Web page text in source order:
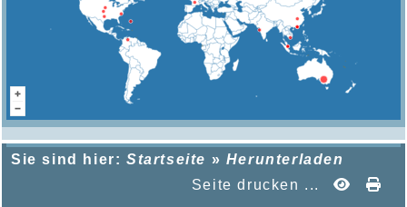
Sie sind hier: Startseite » Herunterladen
Seite drucken ...